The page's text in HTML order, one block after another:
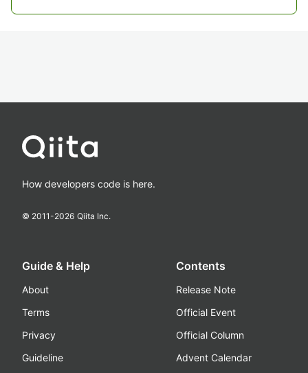
How developers code is here.
© 2011-2026 Qiita Inc.
Guide & Help
About
Terms
Privacy
Guideline
Contents
Release Note
Official Event
Official Column
Advent Calendar